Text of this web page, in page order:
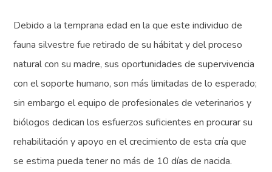
Debido a la temprana edad en la que este individuo de
fauna silvestre fue retirado de su hábitat y del proceso
natural con su madre, sus oportunidades de supervivencia
con el soporte humano, son más limitadas de lo esperado;
sin embargo el equipo de profesionales de veterinarios y
biólogos dedican los esfuerzos suficientes en procurar su
rehabilitación y apoyo en el crecimiento de esta cría que
se estima pueda tener no más de 10 días de nacida.